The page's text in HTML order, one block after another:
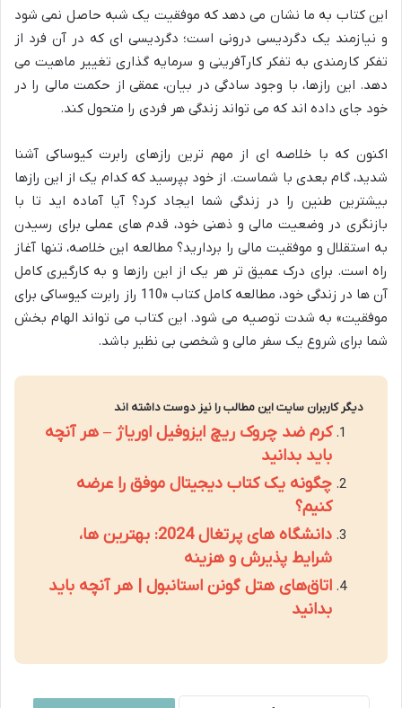
این کتاب به ما نشان می دهد که موفقیت یک شبه حاصل نمی شود
و نیازمند یک دگردیسی درونی است؛ دگردیسی ای که در آن فرد از
تفکر کارمندی به تفکر کارآفرینی و سرمایه گذاری تغییر ماهیت می
دهد. این رازها، با وجود سادگی در بیان، عمقی از حکمت مالی را در
خود جای داده اند که می تواند زندگی هر فردی را متحول کند.
اکنون که با خلاصه ای از مهم ترین رازهای رابرت کیوساکی آشنا
شدید، گام بعدی با شماست. از خود بپرسید که کدام یک از این رازها
بیشترین طنین را در زندگی شما ایجاد کرد؟ آیا آماده اید تا با
بازنگری در وضعیت مالی و ذهنی خود، قدم های عملی برای رسیدن
به استقلال و موفقیت مالی را بردارید؟ مطالعه این خلاصه، تنها آغاز
راه است. برای درک عمیق تر هر یک از این رازها و به کارگیری کامل
آن ها در زندگی خود، مطالعه کامل کتاب «110 راز رابرت کیوساکی برای
موفقیت» به شدت توصیه می شود. این کتاب می تواند الهام بخش
شما برای شروع یک سفر مالی و شخصی بی نظیر باشد.
دیگر کاربران سایت این مطالب را نیز دوست داشته اند
کرم ضد چروک ریچ ایزوفیل اوریاژ – هر آنچه
باید بدانید
چگونه یک کتاب دیجیتال موفق را عرضه
کنیم؟
دانشگاه های پرتغال 2024: بهترین ها،
شرایط پذیرش و هزینه
اتاق‌های هتل گونن استانبول | هر آنچه باید
بدانید